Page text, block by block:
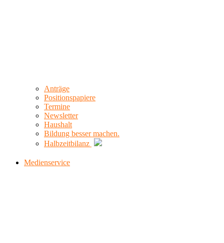
Anträge
Positionspapiere
Termine
Newsletter
Haushalt
Bildung besser machen.
Halbzeitbilanz
Medienservice